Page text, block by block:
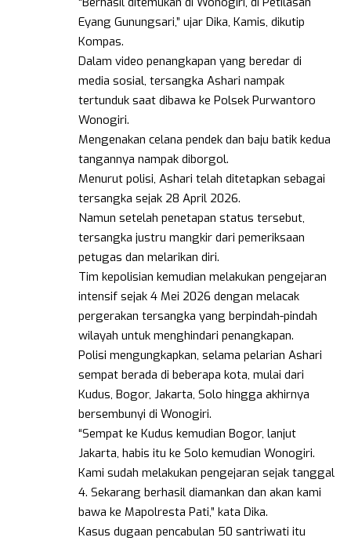
Eyang Gunungsari,” ujar Dika, Kamis, dikutip
Kompas.
Dalam video penangkapan yang beredar di
media sosial, tersangka Ashari nampak
tertunduk saat dibawa ke Polsek Purwantoro
Wonogiri.
Mengenakan celana pendek dan baju batik kedua
tangannya nampak diborgol.
Menurut polisi, Ashari telah ditetapkan sebagai
tersangka sejak 28 April 2026.
Namun setelah penetapan status tersebut,
tersangka justru mangkir dari pemeriksaan
petugas dan melarikan diri.
Tim kepolisian kemudian melakukan pengejaran
intensif sejak 4 Mei 2026 dengan melacak
pergerakan tersangka yang berpindah-pindah
wilayah untuk menghindari penangkapan.
Polisi mengungkapkan, selama pelarian Ashari
sempat berada di beberapa kota, mulai dari
Kudus, Bogor, Jakarta, Solo hingga akhirnya
bersembunyi di Wonogiri.
“Sempat ke Kudus kemudian Bogor, lanjut
Jakarta, habis itu ke Solo kemudian Wonogiri.
Kami sudah melakukan pengejaran sejak tanggal
4. Sekarang berhasil diamankan dan akan kami
bawa ke Mapolresta Pati,” kata Dika.
Kasus dugaan pencabulan 50 santriwati itu